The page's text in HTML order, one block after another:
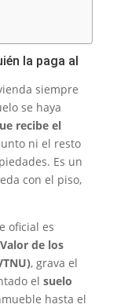
la paga al
siempre
se haya
recibe el
ni el resto
Es un
con el piso,
oficial es
de los
, grava el
el suelo
hasta el